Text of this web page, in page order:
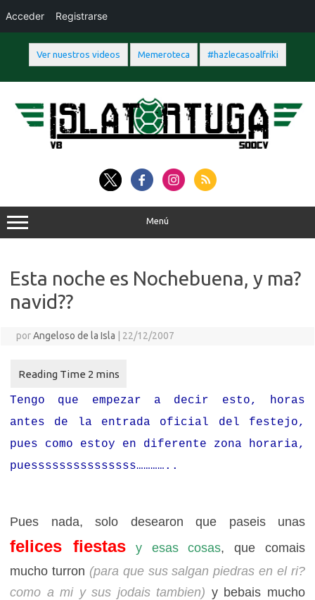
Ver nuestros videos Memeroteca #hazlecasoalfriki
contenido
Menú
Esta noche es Nochebuena, y ma?
navid??
porAngeloso de la Isla 22/12/2007
Tengo que empezar a decir esto, horas
antes de la entrada oficial del festejo,
pues como estoy en diferente zona horaria,
puesssssssssssssss…………..
Pues nada, solo desearon que paseis unas
felices fiestas y esas cosas, que comais
mucho turron (para que sus salgan piedras en el ri?
como a mi y sus jodais tambien) y bebais mucho
Acceder Registrarse